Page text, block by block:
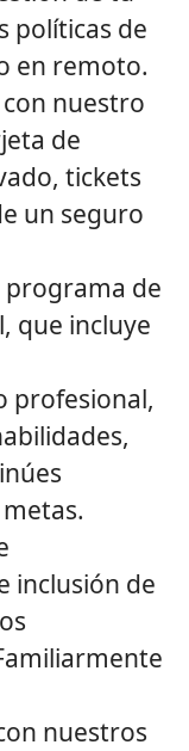
políticas de
en remoto.
nuestro
de
tickets
un seguro
programa de
que incluye
profesional,
inclusión de
nuestros